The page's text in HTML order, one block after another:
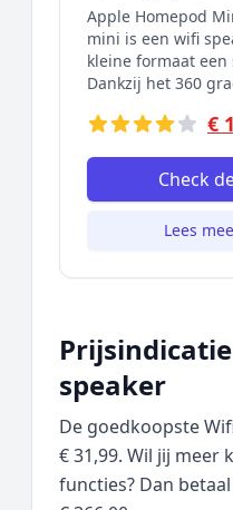
Apple Homepod
mini is een wifi
kleine formaat
Dankzij het 360
€
Check
Lees
speaker
De goedkoopste
€ 31,99. Wil jij meer
functies? Dan